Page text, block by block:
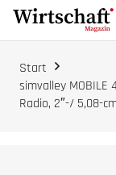
Start
simvalley MOBILE
Radio, 2″-/ 5,08-